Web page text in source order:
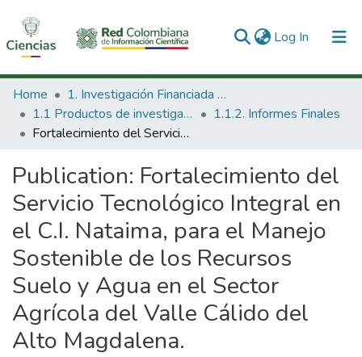
Log In (current)
Communities & Collections
All of DSpace
Home
1. Investigación Financiada con Recursos Públicos
1.1 Productos de investigación
1.1.2. Informes Finales
Fortalecimiento del Servicio Tecnológico Integral en el C.I. Nataima, para el Manejo Sostenible de los Recursos Suelo y Agua en el Sector Agrícola del Valle Cálido del Alto Magdalena.
Publication: Fortalecimiento del
Servicio Tecnológico Integral en
el C.I. Nataima, para el Manejo
Sostenible de los Recursos
Suelo y Agua en el Sector
Agrícola del Valle Cálido del
Alto Magdalena.